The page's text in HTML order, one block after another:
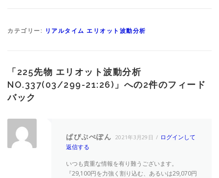
カテゴリー: リアルタイム エリオット波動分析
「 225先物 エリオット波動分析
NO.337(03/299-21:26) 」への2件のフィード
バック
ぱぴぷぺぽん 2021年3月29日
ログインして
返信する
いつも貴重な情報を有り難うございます。
『29,100円を力強く割り込む、あるいは29,070円